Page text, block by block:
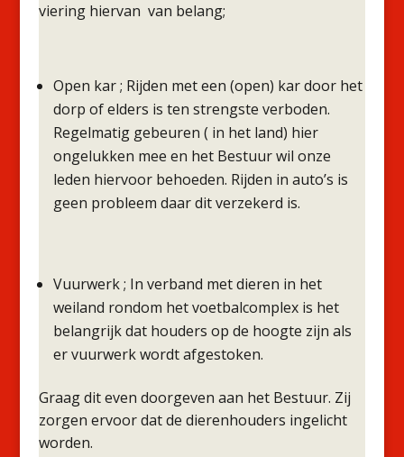
viering hiervan van belang;
Open kar ; Rijden met een (open) kar door het
dorp of elders is ten strengste verboden.
Regelmatig gebeuren ( in het land) hier
ongelukken mee en het Bestuur wil onze
leden hiervoor behoeden. Rijden in auto’s is
geen probleem daar dit verzekerd is.
Vuurwerk ; In verband met dieren in het
weiland rondom het voetbalcomplex is het
belangrijk dat houders op de hoogte zijn als
er vuurwerk wordt afgestoken.
Graag dit even doorgeven aan het Bestuur. Zij
zorgen ervoor dat de dierenhouders ingelicht
worden.